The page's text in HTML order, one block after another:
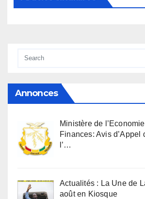
Annonces
Ministère de
Finances: Avis d’Appel
l’…
Actualités : La Une de
août en Kiosque